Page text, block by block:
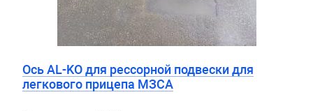
Ось AL-KO для рессорной подвески для
легкового прицепа МЗСА